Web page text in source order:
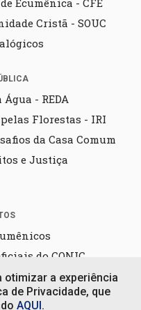
Ecumênica - CFE
Cristã - SOUC
- REDA
Florestas - IRI
da Casa Comum
e Justiça
do CONIC
a experiência
de Privacidade, que
AQUI.